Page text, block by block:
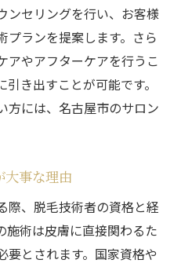
ンセリングを行い、お客様
プランを提案します。さら
アやアフターケアを行うこ
き出すことが可能です。
方には、名古屋市のサロン
大事な理由
際、脱毛技術者の資格と経
施術は皮膚に直接関わるた
要とされます。国家資格や